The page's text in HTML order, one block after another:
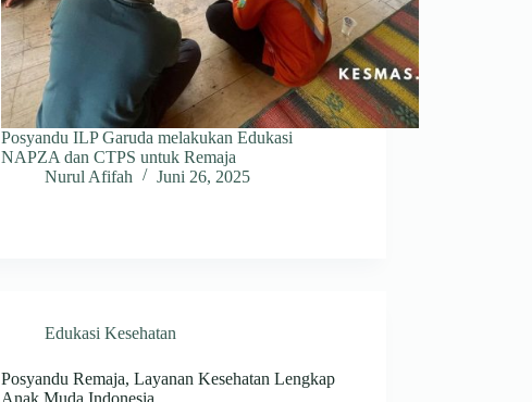
Posyandu ILP Garuda melakukan Edukasi
NAPZA dan CTPS untuk Remaja
Nurul Afifah
Juni 26, 2025
Edukasi Kesehatan
Posyandu Remaja, Layanan Kesehatan Lengkap
Anak Muda Indonesia